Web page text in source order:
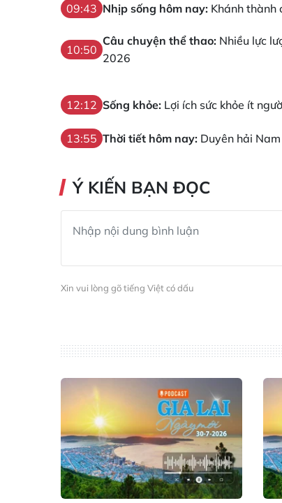
09:43 Nhịp sống hôm nay: Khánh thành
10:50
Câu chuyện thể thao: Nhiều lực
2026
12:12 Sống khỏe: Lợi ích sức khỏe ít
13:55 Thời tiết hôm nay: Duyên hải
Ý KIẾN BẠN ĐỌC
Xin vui lòng gõ tiếng Việt có dấu